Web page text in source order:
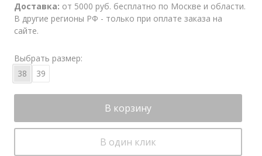
Доставка: от 5000 руб. бесплатно по Москве и области.
В другие регионы РФ - только при оплате заказа на
сайте.
Выбрать размер:
38
39
В корзину
В один клик